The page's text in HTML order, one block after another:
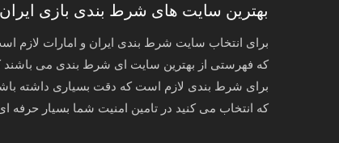
بهترین سایت های شرط بندی بازی
برای انتخاب سایت شرط بندی ایران و امارات لازم
که فهرستی از بهترین سایت ای شرط بندی می باشند
برای شرط بندی لازم است که دقت بسیاری داشته
که انتخاب می کنید در تامین امنیت شما بسیار حرفه